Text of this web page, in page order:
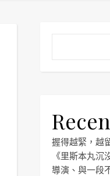
握得越緊，越
《里斯本丸沉
導演、與一段